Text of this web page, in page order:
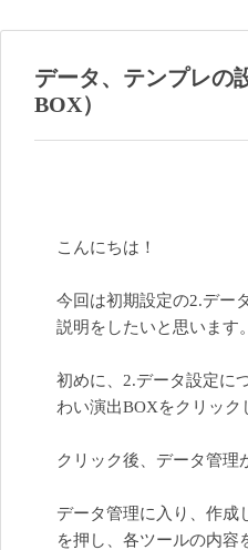
データ、テンプレの
BOX）
こんにちは！
今回は初期設定の2.デー
説明をしたいと思います。
初めに、2.データ設定に
わい演出BOXをクリック
クリック後、データ管理
データ管理に入り、作成
を押し、各ツールの内容